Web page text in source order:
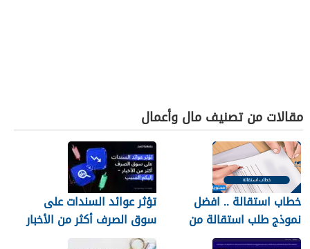
مقالات من تصنيف مال وأعمال
خطاب استقالة .. افضل
نموذج طلب استقالة من
العمل
تؤثر عوائد السندات على
سوق الصرف أكثر من الأخبار
– إليكم السبب